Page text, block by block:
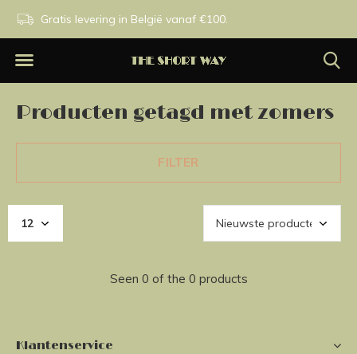
Gratis levering in België vanaf €100.
Producten getagd met zomers
FILTER
Seen 0 of the 0 products
Klantenservice